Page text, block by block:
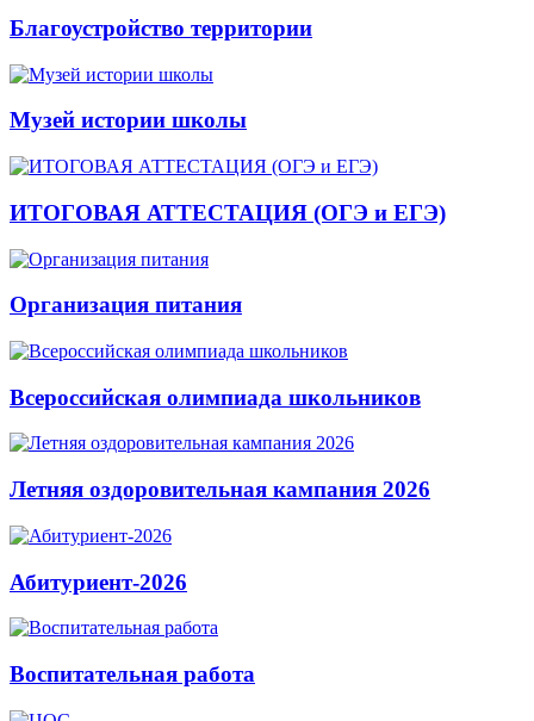
Благоустройство территории
Музей истории школы
ИТОГОВАЯ АТТЕСТАЦИЯ (ОГЭ и ЕГЭ)
Организация питания
Всероссийская олимпиада школьников
Летняя оздоровительная кампания 2026
Абитуриент-2026
Воспитательная работа